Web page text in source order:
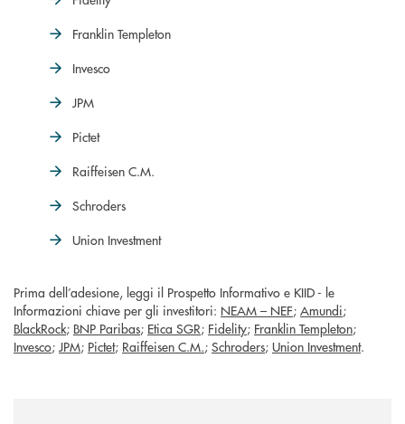
Franklin Templeton
Invesco
JPM
Pictet
Raiffeisen C.M.
Schroders
Union Investment
Prima dell’adesione, leggi il Prospetto Informativo e KIID - le
Informazioni chiave per gli investitori: NEAM – NEF; Amundi;
BlackRock; BNP Paribas; Etica SGR; Fidelity; Franklin Templeton;
Invesco; JPM; Pictet; Raiffeisen C.M.; Schroders; Union Investment.